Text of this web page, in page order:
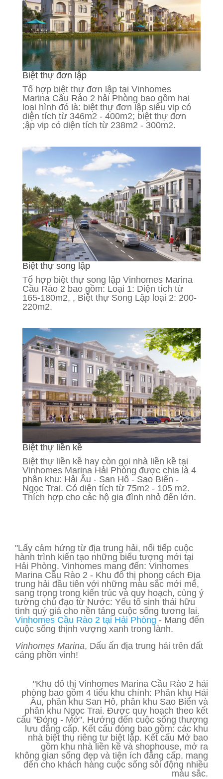
Biệt thự đơn lập
Tổ hợp biệt thự đơn lập tại Vinhomes
Marina Cầu Rào 2 hải Phòng bao gồm hai
loại hình đó là: biệt thự đơn lập siêu vip có
diện tích từ 346m2 - 400m2; biệt thự đơn
;ập vip có diện tích từ 238m2 - 300m2.
Biệt thự song lập
Tổ hợp biệt thự song lập Vinhomes Marina
Cầu Rào 2 bao gồm: Loại 1: Diện tích từ
165-180m2, , Biệt thự Song Lập loại 2: 200-
220m2.
Biệt thự liền kề
Biệt thự liền kề hay còn gọi nhà liền kề tại
Vinhomes Marina Hải Phòng được chia là 4
phân khu: Hải Âu - San Hô - Sao Biển -
Ngọc Trai. Có diện tích từ 75m2 - 105 m2.
Thích hợp cho các hộ gia đình nhỏ đến lớn.
"Lấy cảm hứng từ địa trung hải, nối tiếp cuộc
hành trình kiến tạo những biểu tượng mới tại
Hải Phòng. Vinhomes mang đến: Vinhomes
Marina Cầu Rào 2 - Khu đô thị phong cách Địa
trung hải đầu tiên với những màu sắc mới mể,
sang trọng trong kiến trúc và quy hoạch, cùng ý
tường chủ đạo từ Nước: Yếu tố sinh thái hữu
tình quý giá cho nền tảng cuộc sống tương lai.
Vinhomes Cầu Rào 2 tại Hải Phòng - Mang đến
cuộc sống thịnh vượng xanh trong lành.
Vinhomes Marina, Dấu ấn địa trung hải trên đất
cảng phồn vinh!
"Khu đô thị Vinhomes Marina Cầu Rào 2 hải
phòng bao gồm 4 tiểu khu chính: Phân khu Hải
Âu, phân khu San Hô, phân khu Sao Biển và
phân khu Ngọc Trai. Được quy hoạch theo kết
cấu "Đóng - Mở". Hướng đến cuộc sống thượng
lưu đẳng cấp. Kết cấu đóng bao gồm: các khu
nhà biệt thụ riêng tư biệt lập. Kết cấu Mở bao
gồm khu nhà liền kề và shophouse, mở ra
không gian sống đẹp và tiện ích đẳng cấp, mang
đến cho khách hàng cuộc sống sôi động nhiều
màu sắc.